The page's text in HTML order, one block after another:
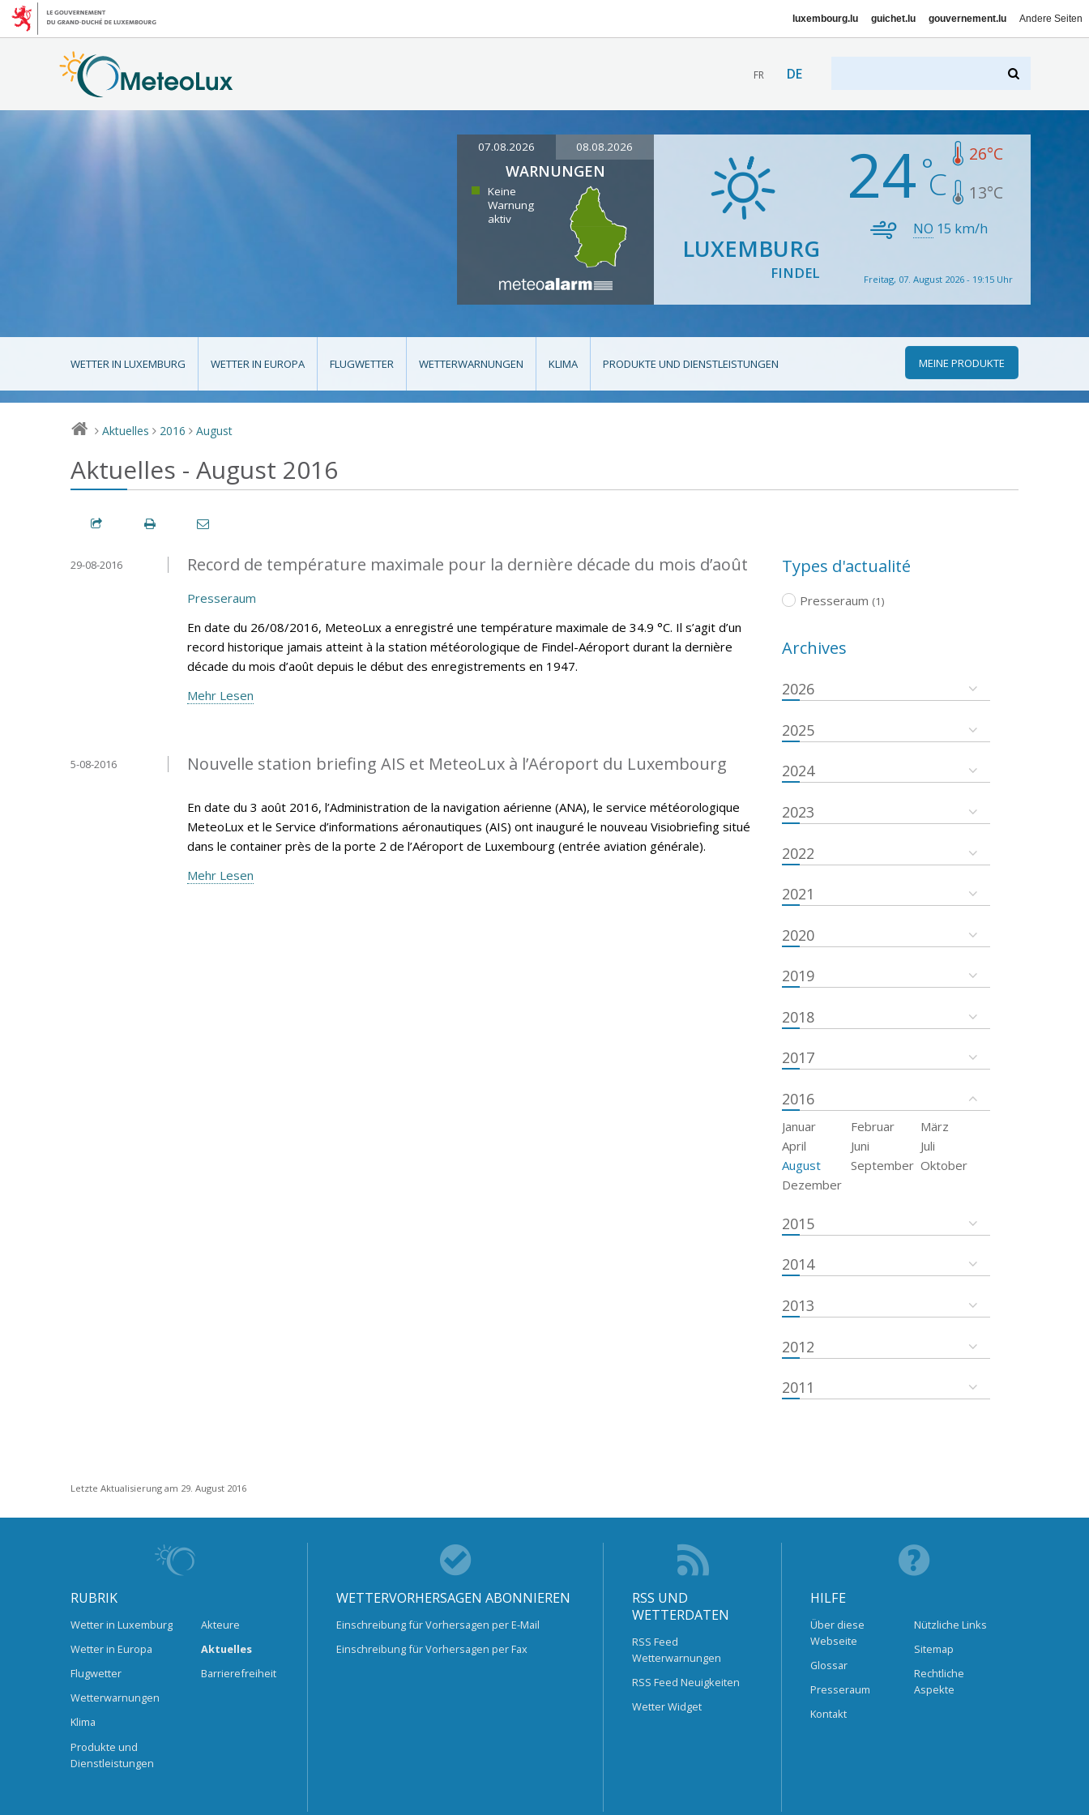
luxembourg.lu guichet.lu gouvernement.lu Andere Seiten
FR DE
07.08.2026 08.08.2026
WARNUNGEN
Keine
Warnung
aktiv
LUXEMBURG
FINDEL
24 26°C
13°C
NO 15 km/h
Freitag, 07. August 2026 - 19:15 Uhr
WETTER IN LUXEMBURG WETTER IN EUROPA FLUGWETTER WETTERWARNUNGEN KLIMA PRODUKTE UND DIENSTLEISTUNGEN MEINE PRODUKTE
> Aktuelles > 2016 > August
Aktuelles - August 2016
Record de température maximale pour la dernière décade du mois d’août
29-08-2016
Presseraum
En date du 26/08/2016, MeteoLux a enregistré une température maximale de 34.9 °C. Il s’agit d’un
record historique jamais atteint à la station météorologique de Findel-Aéroport durant la dernière
décade du mois d’août depuis le début des enregistrements en 1947.
Mehr Lesen
Nouvelle station briefing AIS et MeteoLux à l’Aéroport du Luxembourg
5-08-2016
En date du 3 août 2016, l’Administration de la navigation aérienne (ANA), le service météorologique
MeteoLux et le Service d’informations aéronautiques (AIS) ont inauguré le nouveau Visiobriefing situé
dans le container près de la porte 2 de l’Aéroport de Luxembourg (entrée aviation générale).
Mehr Lesen
Types d'actualité
Presseraum (1)
Archives
2026
2025
2024
2023
2022
2021
2020
2019
2018
2017
2016
Januar Februar
März
April
Juni
Juli
August
September Oktober
Dezember
2015
2014
2013
2012
2011
Letzte Aktualisierung am 29. August 2016
RUBRIK
Wetter in Luxemburg
Wetter in Europa
Flugwetter
Wetterwarnungen
Klima
Produkte und
Dienstleistungen
Akteure
Aktuelles
Barrierefreiheit
WETTERVORHERSAGEN ABONNIEREN
Einschreibung für Vorhersagen per E-Mail
Einschreibung für Vorhersagen per Fax
RSS UND
WETTERDATEN
RSS Feed
Wetterwarnungen
RSS Feed Neuigkeiten
Wetter Widget
HILFE
Über diese
Webseite
Glossar
Presseraum
Kontakt
Nützliche Links
Sitemap
Rechtliche
Aspekte